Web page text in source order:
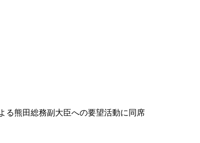
る熊田総務副大臣への要望活動に同席